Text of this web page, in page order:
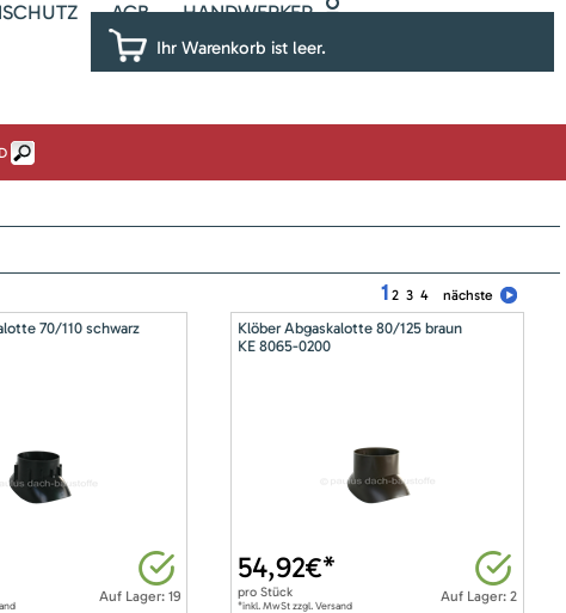
AGB HANDWERKER
Ihr Warenkorb ist leer.
1 2 3 4 nächste
70/110 schwarz
Auf Lager: 19
Klöber Abgaskalotte 80/125 braun
KE 8065-0200
Auf Lager: 2
54,92€*
proStück
*inkl. MwSt zzgl. Versand